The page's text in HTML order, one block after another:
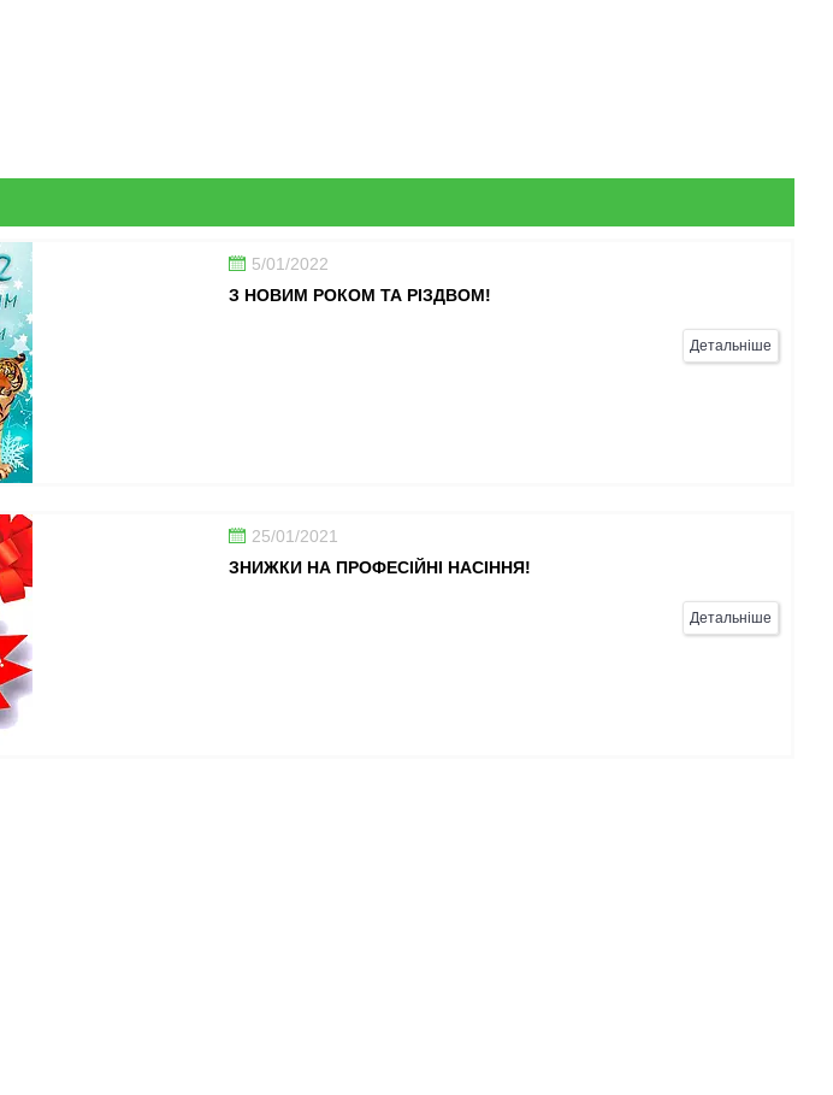
5/01/2022
З НОВИМ РОКОМ ТА РІЗДВОМ!
Детальніше
25/01/2021
ЗНИЖКИ НА ПРОФЕСІЙНІ НАСІННЯ!
Детальніше